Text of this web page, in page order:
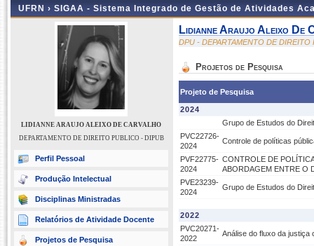
UFRN › SIGAA - Sistema Integrado de Gestão de Atividades
LIDIANNE ARAUJO ALEIXO DE CARVALHO
DEPARTAMENTO DE DIREITO PUBLICO - DIPUB
Perfil Pessoal
Produção Intelectual
Disciplinas Ministradas
Relatórios de Atividade Docente
Projetos de Pesquisa
Lidianne Araujo Aleixo De
DPU - DEPARTAMENTO DE DIREITO
Projetos de Pesquisa
Projeto de Pesquisa
2024
Grupo de Estudos do
PVC22726-
2024
Controle de políticas
PVF22775-
2024
CONTROLE DE
ABORDAGEM ENTRE O
PVE23239-
2024
Grupo de Estudos do
2022
PVC20271-
2022
Análise do fluxo da justiça